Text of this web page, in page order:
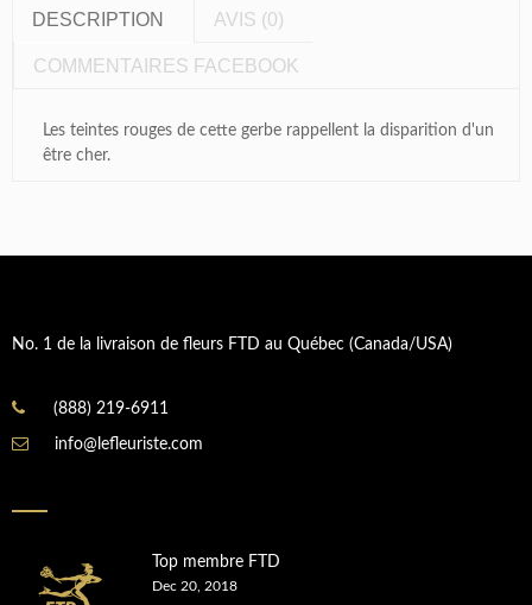
DESCRIPTION AVIS (0)
COMMENTAIRES FACEBOOK
Les teintes rouges de cette gerbe rappellent la disparition d'un
être cher.
No. 1 de la livraison de fleurs FTD au Québec (Canada/USA)
(888) 219-6911
info@lefleuriste.com
Top membre FTD
Dec 20, 2018